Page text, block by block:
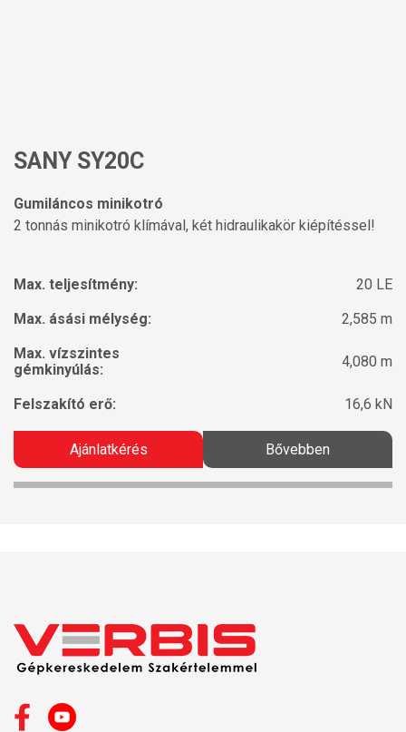
SANY SY20C
Gumiláncos minikotró
2 tonnás minikotró klímával, két hidraulikakör kiépítéssel!
Max. teljesítmény:
20 LE
Max. ásási mélység:
2,585 m
Max. vízszintes
gémkinyúlás:
4,080 m
Felszakító erő: 16,6 kN
Ajánlatkérés Bővebben